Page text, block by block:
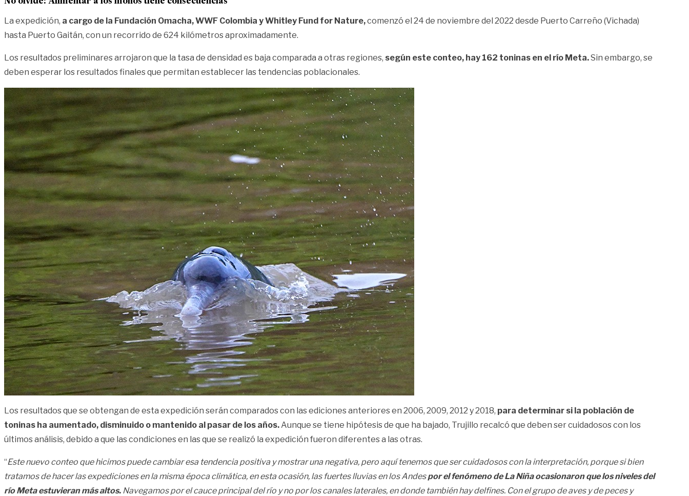
La expedición, a cargo de la Fundación Omacha, WWF Colombia y Whitley Fund for Nature,comenzó el 24 de noviembre del 2022 desde Puerto Carreño (Vichada)
hasta Puerto Gaitán, con un recorrido de 624 kilómetros aproximadamente.
Los resultados preliminares arrojaron que la tasa de densidad es baja comparada a otras regiones, según este conteo, hay 162 toninas en el río Meta.Sin embargo, se
deben esperar los resultados finales que permitan establecer las tendencias poblacionales.
Los resultados que se obtengan de esta expedición serán comparados con las ediciones anteriores en 2006, 2009, 2012 y 2018, para determinar si la población de
toninas ha aumentado, disminuido o mantenido al pasar de los años. Aunque se tiene hipótesis de que ha bajado, Trujillo recalcó que deben ser cuidadosos con los
últimos análisis, debido a que las condiciones en las que se realizó la expedición fueron diferentes a las otras.
“Este nuevo conteo que hicimos puede cambiar esa tendencia positiva y mostrar una negativa, pero aquí tenemos que ser cuidadosos con la interpretación, porque si bien
tratamos de hacer las expediciones en la misma época climática, en esta ocasión, las fuertes lluvias en los Andespor el fenómeno de La Niña ocasionaron que los niveles del
río Meta estuvieran más altos. Navegamos por el cauce principal del río y no por los canales laterales, en donde también hay delfines. Con el grupo de aves y de peces y